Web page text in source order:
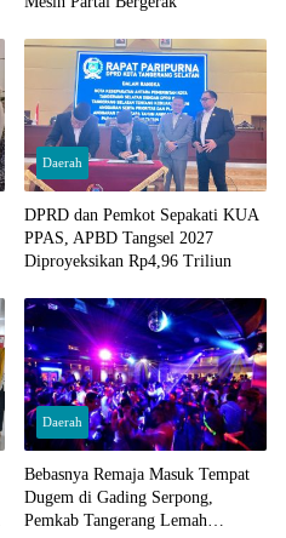
Daerah
DPRD dan Pemkot Sepakati KUA
PPAS, APBD Tangsel 2027
Diproyeksikan Rp4,96 Triliun
Daerah
Bebasnya Remaja Masuk Tempat
Dugem di Gading Serpong,
Pemkab Tangerang Lemah